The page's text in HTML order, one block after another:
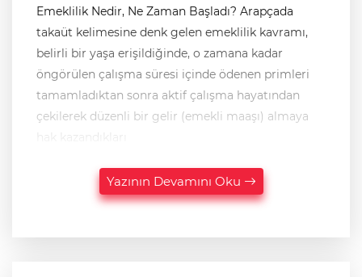
Emeklilik Nedir, Ne Zaman Başladı? Arapçada
takaüt kelimesine denk gelen emeklilik kavramı,
belirli bir yaşa erişildiğinde, o zamana kadar
öngörülen çalışma süresi içinde ödenen primleri
tamamladıktan sonra aktif çalışma hayatından
çekilerek düzenli bir gelir (emekli maaşı) almaya
hak kazandıkları
Yazının Devamını Oku